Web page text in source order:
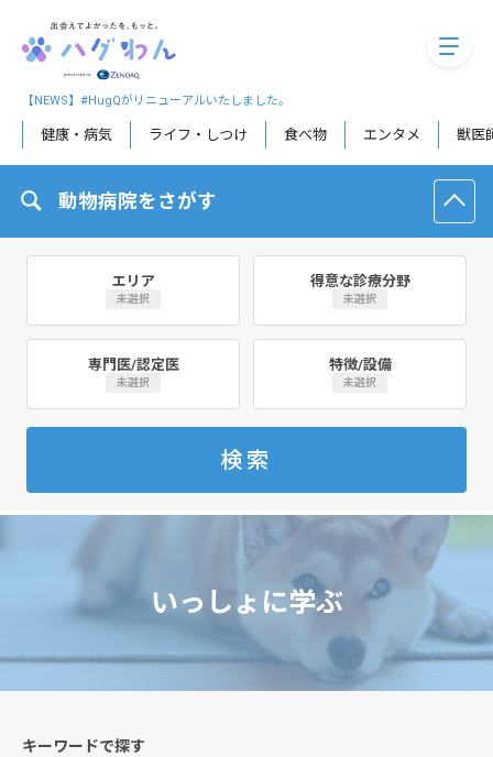
【NEWS】#HugQがリニューアルいたしました。
健康・病気 ライフ・しつけ 食べ物 エンタメ 獣医
動物病院をさがす
エリア
未選択
得意な診療分野
未選択
専門医/認定医
未選択
特徴/設備
未選択
検索
いっしょに学ぶ
キーワードで探す